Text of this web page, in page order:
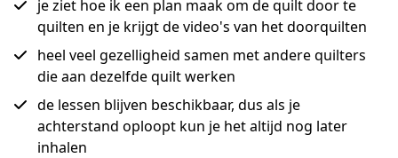
je ziet hoe ik een plan maak om de quilt door te
quilten en je krijgt de video's van het doorquilten
heel veel gezelligheid samen met andere quilters
die aan dezelfde quilt werken
de lessen blijven beschikbaar, dus als je
achterstand oploopt kun je het altijd nog later
inhalen